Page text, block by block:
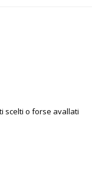
scelti o forse avallati